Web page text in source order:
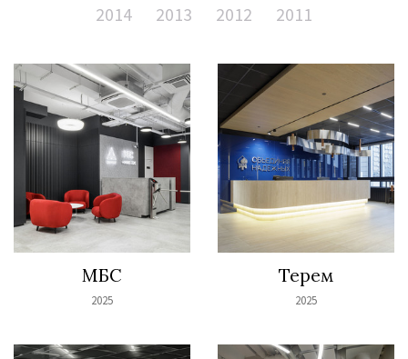
2014
2013 2012 2011
МБС
2025
Терем
2025